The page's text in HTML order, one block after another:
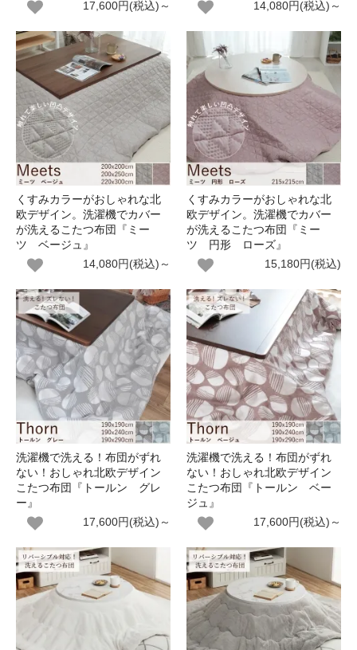
17,600円(税込)～
14,080円(税込)～
くすみカラーがおしゃれな北
欧デザイン。洗濯機でカバー
が洗えるこたつ布団『ミー
ツ ベージュ』
14,080円(税込)～
くすみカラーがおしゃれな北
欧デザイン。洗濯機でカバー
が洗えるこたつ布団『ミー
ツ 円形 ローズ』
15,180円(税込)
洗濯機で洗える！布団がずれ
ない！おしゃれ北欧デザイン
こたつ布団『トールン グレ
ー』
17,600円(税込)～
洗濯機で洗える！布団がずれ
ない！おしゃれ北欧デザイン
こたつ布団『トールン ベー
ジュ』
17,600円(税込)～